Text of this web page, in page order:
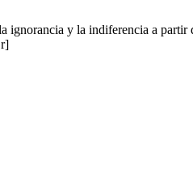
ignorancia y la indiferencia a